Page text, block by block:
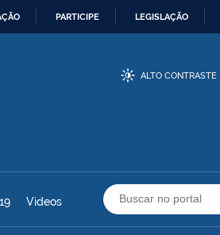
PARTICIPE LEGISLAÇÃO
ALTO CONTRASTE
Videos